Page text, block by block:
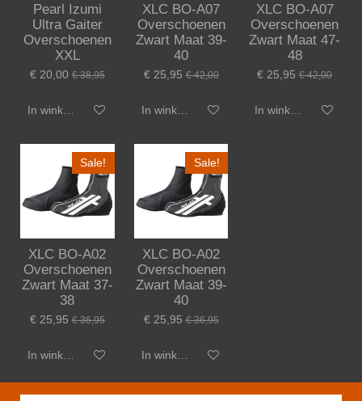
Pearl Izumi
Ultra Gaiter
Overschoenen
XXL
€ 20,00 € 38,95
In winkelwagen
XLC BO-A07
Overschoenen
Zwart Maat 39-
40
€ 25,95 € 42,00
In winkelwagen
XLC BO-A07
Overschoenen
Zwart Maat 47-
48
€ 25,95 € 42,00
In winkelwagen
Sale!
XLC BO-A02
Overschoenen
Zwart Maat 37-
38
€ 25,95 € 36,95
In winkelwagen
Sale!
XLC BO-A02
Overschoenen
Zwart Maat 39-
40
€ 25,95 € 36,95
In winkelwagen